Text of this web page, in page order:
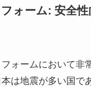
ォーム: 安全
ォームにおいて非
は地震が多い国で